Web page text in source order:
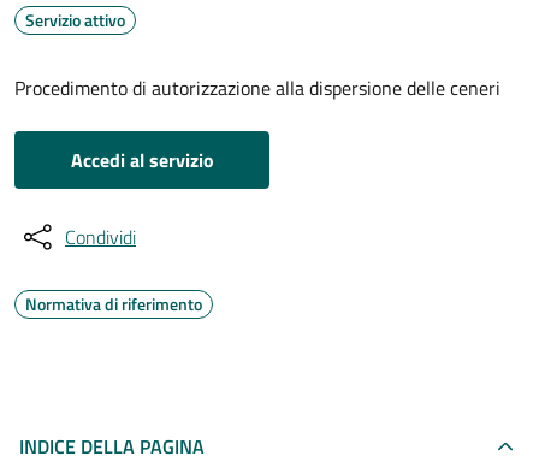
Servizio attivo
Procedimento di autorizzazione alla dispersione delle ceneri
Accedi al servizio
Condividi
Normativa di riferimento
INDICE DELLA PAGINA